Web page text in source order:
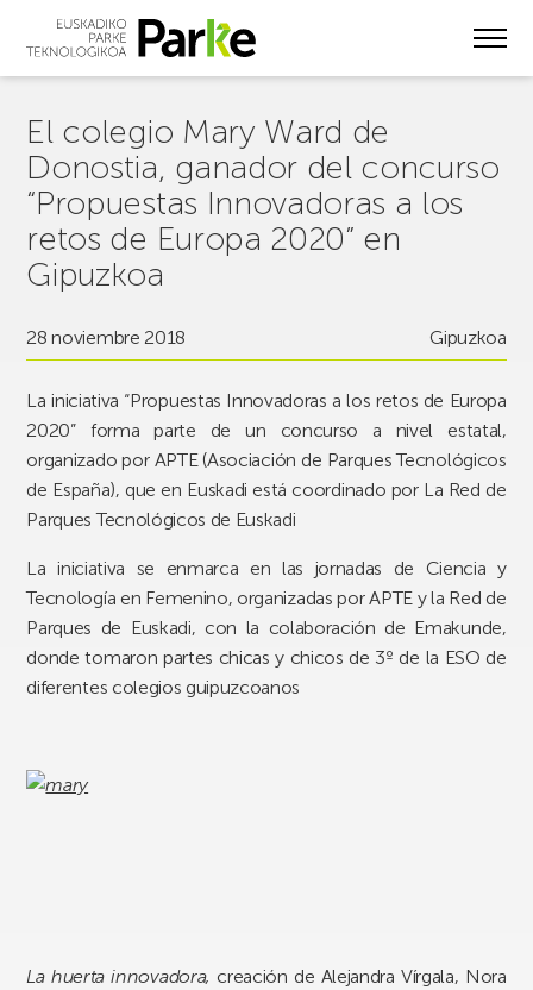
El colegio Mary Ward de
Donostia, ganador del concurso
“Propuestas Innovadoras a los
retos de Europa 2020” en
Gipuzkoa
28 noviembre 2018 Gipuzkoa
La iniciativa “Propuestas Innovadoras a los retos de Europa
2020” forma parte de un concurso a nivel estatal,
organizado por APTE (Asociación de Parques Tecnológicos
de España), que en Euskadi está coordinado por La Red de
Parques Tecnológicos de Euskadi
La iniciativa se enmarca en las jornadas de Ciencia y
Tecnología en Femenino, organizadas por APTE y la Red de
Parques de Euskadi, con la colaboración de Emakunde,
donde tomaron partes chicas y chicos de 3º de la ESO de
diferentes colegios guipuzcoanos
La huerta innovadora, creación de Alejandra Vírgala, Nora